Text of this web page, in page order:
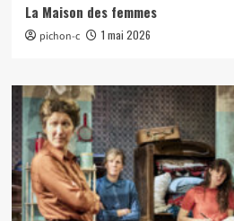
La Maison des femmes
pichon-c 1 mai 2026